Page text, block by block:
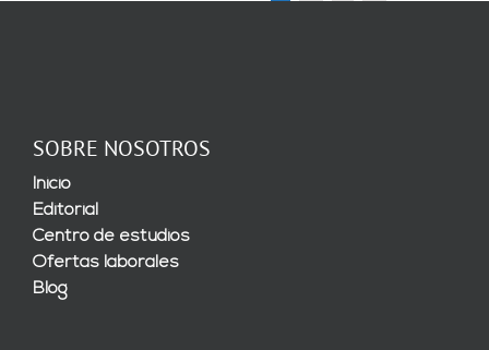
SOBRE NOSOTROS
Inicio
Editorial
Centro de estudios
Ofertas laborales
Blog